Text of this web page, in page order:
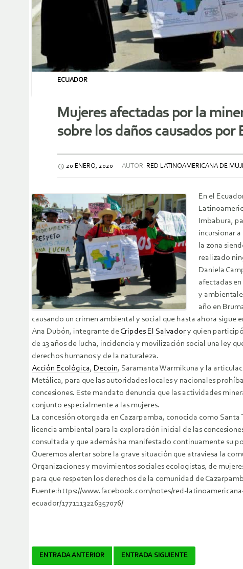
ECUADOR
Mujeres afectadas por la
sobre los daños causados por
20 ENERO, 2020 AUTOR: RED LATINOAMERICANA DE
En el
Imbabura,
incursionar
la zona
realizado
Daniela
afectadas
y
año en
causando un crimen ambiental y social que hasta ahora sigue
Ana Dubón, integrante deCripdes El Salvadory quien
de 13 años de lucha, incidencia y movilización social una ley
derechos humanos y de la naturaleza.
Acción Ecológica, Decoin, Saramanta Warmikuna y la
Metálica, para que las autoridades locales y nacionales
concesiones. Este mandato denuncia que las actividades
conjunto especialmente a las mujeres.
La concesión otorgada en Cazarpamba, conocida como
licencia ambiental para la exploración inicial de las
consultada y que además ha manifestado continuamente su
Queremos alertar sobre la grave situación que atraviesa la
Organizaciones y movimientos sociales ecologistas, de
para que respeten los derechos de la comunidad de
Fuente:https://www.facebook.com/notes/red-
ecuador/1771113226357076/
Navegador
ENTRADA ANTERIOR ENTRADA SIGUIENTE